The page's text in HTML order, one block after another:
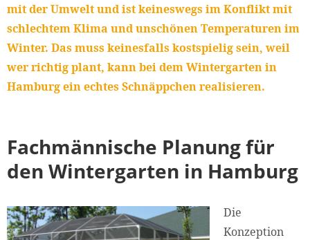
mit der Umwelt und ist keineswegs im Konflikt mit
schlechtem Klima und unschönen Temperaturen im
Winter. Das muss keinesfalls kostspielig sein, weil
wer richtig plant, kann bei dem Wintergarten in
Hamburg ein echtes Schnäppchen realisieren.
Fachmännische Planung für
den Wintergarten in Hamburg
Die
Konzeption